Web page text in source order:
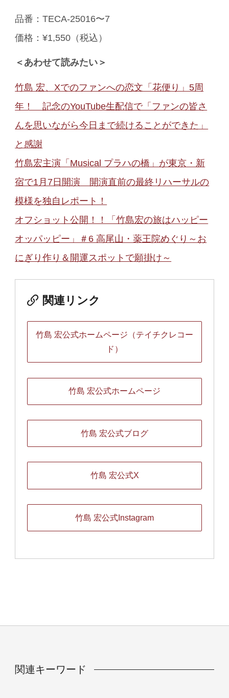
品番：TECA-25016〜7
価格：¥1,550（税込）
＜あわせて読みたい＞
竹島 宏、Xでのファンへの恋文「花便り」5周
年！ 記念のYouTube生配信で「ファンの皆さ
んを思いながら今日まで続けることができた」
と感謝
竹島宏主演「Musical プラハの橋」が東京・新
宿で1月7日開演 開演直前の最終リハーサルの
模様を独自レポート！
オフショット公開！！「竹島宏の旅はハッピー
オッパッピー」＃6 高尾山・薬王院めぐり～お
にぎり作り＆開運スポットで願掛け～
関連リンク
竹島 宏公式ホームページ（テイチクレコー
ド）
竹島 宏公式ホームページ
竹島 宏公式ブログ
竹島 宏公式X
竹島 宏公式Instagram
関連キーワード